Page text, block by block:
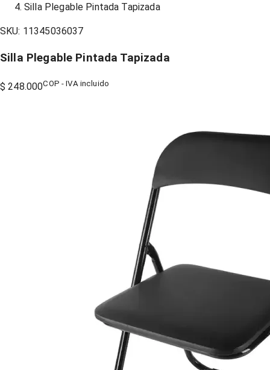
Silla Plegable Pintada Tapizada
SKU: 11345036037
Silla Plegable Pintada Tapizada
$ 248.000COP - IVA incluido